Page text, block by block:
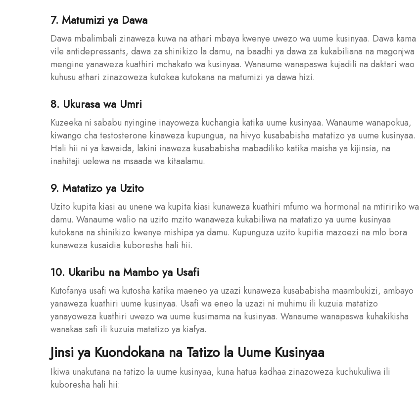
7. Matumizi ya Dawa
Dawa mbalimbali zinaweza kuwa na athari mbaya kwenye uwezo wa uume kusinyaa. Dawa kama
vile antidepressants, dawa za shinikizo la damu, na baadhi ya dawa za kukabiliana na magonjwa
mengine yanaweza kuathiri mchakato wa kusinyaa. Wanaume wanapaswa kujadili na daktari wao
kuhusu athari zinazoweza kutokea kutokana na matumizi ya dawa hizi.
8. Ukurasa wa Umri
Kuzeeka ni sababu nyingine inayoweza kuchangia katika uume kusinyaa. Wanaume wanapokua,
kiwango cha testosterone kinaweza kupungua, na hivyo kusababisha matatizo ya uume kusinyaa.
Hali hii ni ya kawaida, lakini inaweza kusababisha mabadiliko katika maisha ya kijinsia, na
inahitaji uelewa na msaada wa kitaalamu.
9. Matatizo ya Uzito
Uzito kupita kiasi au unene wa kupita kiasi kunaweza kuathiri mfumo wa hormonal na mtiririko wa
damu. Wanaume walio na uzito mzito wanaweza kukabiliwa na matatizo ya uume kusinyaa
kutokana na shinikizo kwenye mishipa ya damu. Kupunguza uzito kupitia mazoezi na mlo bora
kunaweza kusaidia kuboresha hali hii.
10. Ukaribu na Mambo ya Usafi
Kutofanya usafi wa kutosha katika maeneo ya uzazi kunaweza kusababisha maambukizi, ambayo
yanaweza kuathiri uume kusinyaa. Usafi wa eneo la uzazi ni muhimu ili kuzuia matatizo
yanayoweza kuathiri uwezo wa uume kusimama na kusinyaa. Wanaume wanapaswa kuhakikisha
wanakaa safi ili kuzuia matatizo ya kiafya.
Jinsi ya Kuondokana na Tatizo la Uume Kusinyaa
Ikiwa unakutana na tatizo la uume kusinyaa, kuna hatua kadhaa zinazoweza kuchukuliwa ili
kuboresha hali hii: